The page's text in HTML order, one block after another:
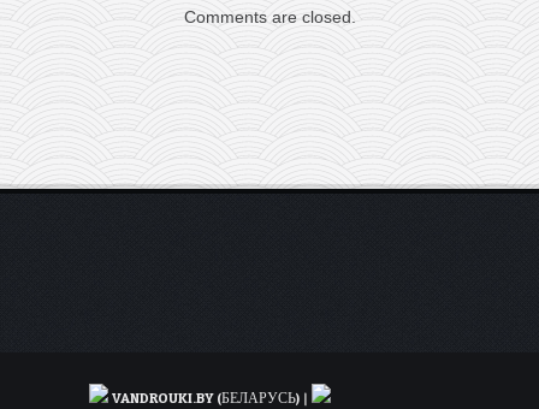
из
Минска
+
ночей
отеле
Comments are closed.
VANDROUKI.BY (БЕЛАРУСЬ) |